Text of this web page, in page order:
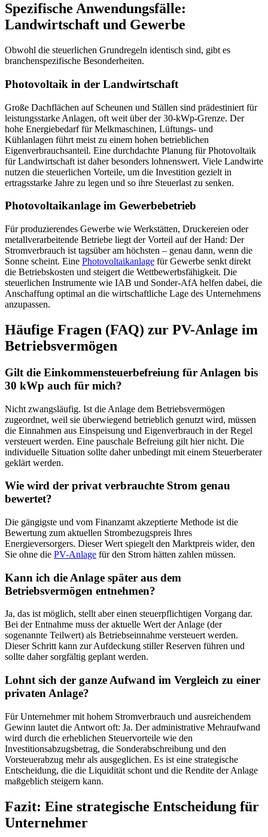
Spezifische Anwendungsfälle:
Landwirtschaft und Gewerbe
Obwohl die steuerlichen Grundregeln identisch sind, gibt es
branchenspezifische Besonderheiten.
Photovoltaik in der Landwirtschaft
Große Dachflächen auf Scheunen und Ställen sind prädestiniert für
leistungsstarke Anlagen, oft weit über der 30-kWp-Grenze. Der
hohe Energiebedarf für Melkmaschinen, Lüftungs- und
Kühlanlagen führt meist zu einem hohen betrieblichen
Eigenverbrauchsanteil. Eine durchdachte Planung für Photovoltaik
für Landwirtschaft ist daher besonders lohnenswert. Viele Landwirte
nutzen die steuerlichen Vorteile, um die Investition gezielt in
ertragsstarke Jahre zu legen und so ihre Steuerlast zu senken.
Photovoltaikanlage im Gewerbebetrieb
Für produzierendes Gewerbe wie Werkstätten, Druckereien oder
metallverarbeitende Betriebe liegt der Vorteil auf der Hand: Der
Stromverbrauch ist tagsüber am höchsten – genau dann, wenn die
Sonne scheint. Eine Photovoltaikanlage für Gewerbe senkt direkt
die Betriebskosten und steigert die Wettbewerbsfähigkeit. Die
steuerlichen Instrumente wie IAB und Sonder-AfA helfen dabei, die
Anschaffung optimal an die wirtschaftliche Lage des Unternehmens
anzupassen.
Häufige Fragen (FAQ) zur PV-Anlage im
Betriebsvermögen
Gilt die Einkommensteuerbefreiung für Anlagen bis
30 kWp auch für mich?
Nicht zwangsläufig. Ist die Anlage dem Betriebsvermögen
zugeordnet, weil sie überwiegend betrieblich genutzt wird, müssen
die Einnahmen aus Einspeisung und Eigenverbrauch in der Regel
versteuert werden. Eine pauschale Befreiung gilt hier nicht. Die
individuelle Situation sollte daher unbedingt mit einem Steuerberater
geklärt werden.
Wie wird der privat verbrauchte Strom genau
bewertet?
Die gängigste und vom Finanzamt akzeptierte Methode ist die
Bewertung zum aktuellen Strombezugspreis Ihres
Energieversorgers. Dieser Wert spiegelt den Marktpreis wider, den
Sie ohne die PV-Anlage für den Strom hätten zahlen müssen.
Kann ich die Anlage später aus dem
Betriebsvermögen entnehmen?
Ja, das ist möglich, stellt aber einen steuerpflichtigen Vorgang dar.
Bei der Entnahme muss der aktuelle Wert der Anlage (der
sogenannte Teilwert) als Betriebseinnahme versteuert werden.
Dieser Schritt kann zur Aufdeckung stiller Reserven führen und
sollte daher sorgfältig geplant werden.
Lohnt sich der ganze Aufwand im Vergleich zu einer
privaten Anlage?
Für Unternehmer mit hohem Stromverbrauch und ausreichendem
Gewinn lautet die Antwort oft: Ja. Der administrative Mehraufwand
wird durch die erheblichen Steuervorteile wie den
Investitionsabzugsbetrag, die Sonderabschreibung und den
Vorsteuerabzug mehr als ausgeglichen. Es ist eine strategische
Entscheidung, die die Liquidität schont und die Rendite der Anlage
maßgeblich steigern kann.
Fazit: Eine strategische Entscheidung für
Unternehmer